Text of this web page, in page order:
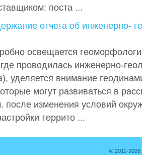
поста ...
отчета об инженерно-
освещается
проводилась инженерно-
уделяется внимание
могут развиваться в
после изменения условий
террито ...
© 2011-2026